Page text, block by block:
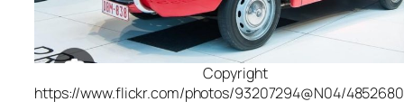
Copyright
https://www.flickr.com/photos/93207294@N04/